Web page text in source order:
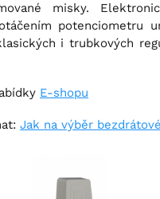
misky.
potenciometru
i trubkových
E-shopu
Jak na výběr